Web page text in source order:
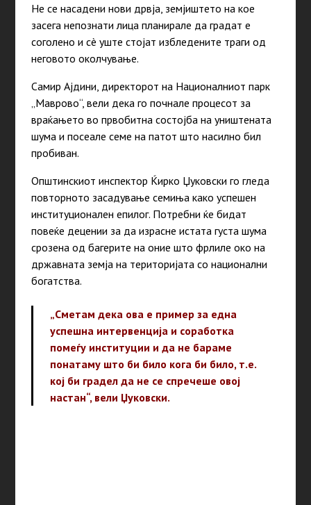
Не се насадени нови дрвја, земјиштето на кое
засега непознати лица планирале да градат е
соголено и сè уште стојат избледените траги од
неговото околчување.
Самир Ајдини, директорот на Националниот парк
„Маврово“, вели дека го почнале процесот за
враќањето во првобитна состојба на уништената
шума и посеале семе на патот што насилно бил
пробиван.
Општинскиот инспектор Ќирко Џуковски го гледа
повторното засадување семиња како успешен
институционален епилог. Потребни ќе бидат
повеќе децении за да израсне истата густа шума
срозена од багерите на оние што фрлиле око на
државната земја на територијата со национални
богатства.
„Сметам дека ова е пример за една
успешна интервенција и соработка
помеѓу институции и да не бараме
понатаму што би било кога би било, т.е.
кој би градел да не се спречеше овој
настан“, вели Џуковски.